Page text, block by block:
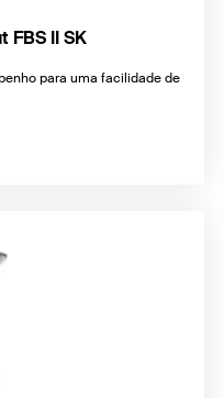
FBS II SK
para uma facilidade de